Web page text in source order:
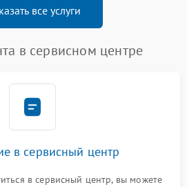
все услуги
в сервисном центре
в сервисный центр
в сервисный центр, вы можете